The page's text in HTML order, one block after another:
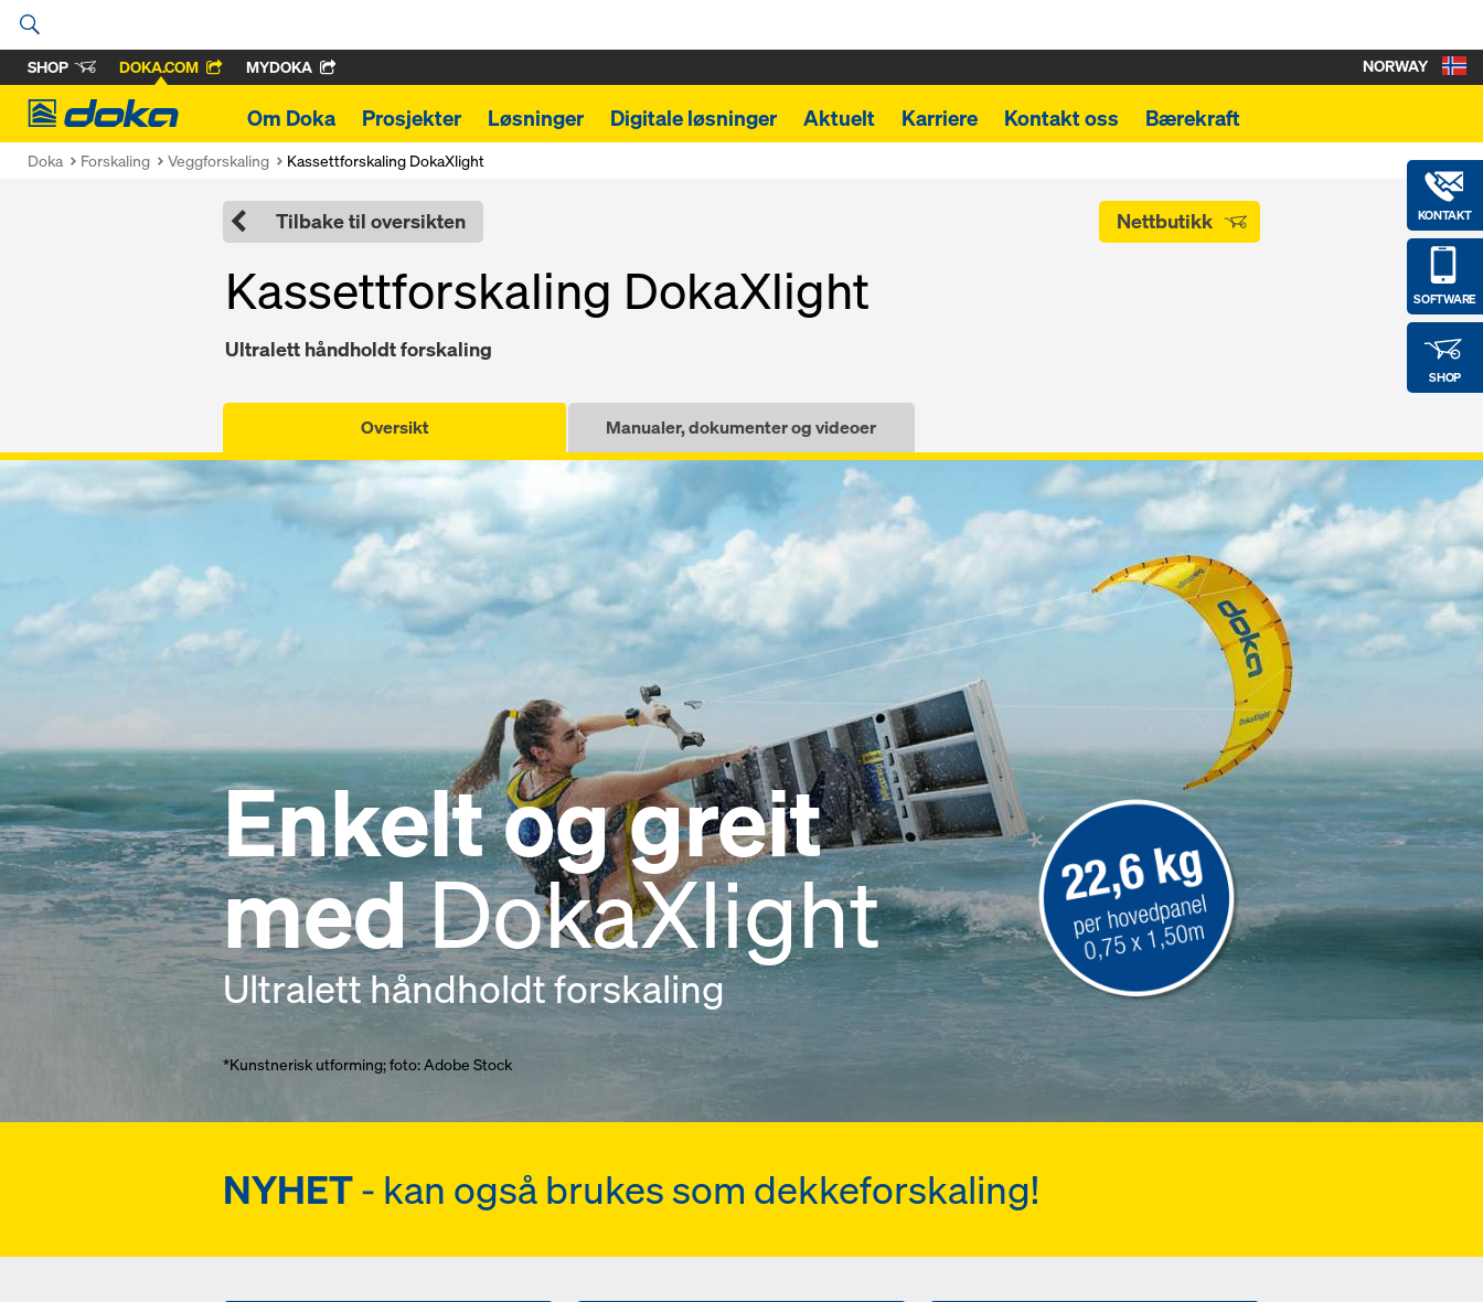
SHOP DOKA.COM MYDOKA
Doka
Om Doka Prosjekter Løsninger Digitale løsninger Aktuelt Karriere Kontakt oss Bærekraft
KONTAKT
SOFTWARE
SHOP
NORWAY
Doka Forskaling Veggforskaling Kassettforskaling DokaXlight
Tilbake til oversikten Nettbutikk
Kassettforskaling DokaXlight
Ultralett håndholdt forskaling
Oversikt Manualer, dokumenter og videoer
Enkelt og greit
medDokaXlight
Ultralett håndholdt forskaling
*Kunstnerisk utforming; foto: Adobe Stock
NYHET- kan også brukes som dekkeforskaling!